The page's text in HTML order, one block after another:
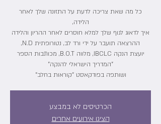
כל מה שאת צריכה לדעת על התזונה שלך לאחר
יועצת הנקה IBCLC, מלווה B.O.T, מכותבות הספר
ושותפה בפודקאסט "קוראות בחלב"
הכרטיסים לא במבצע
הציגו אירועים אחרים